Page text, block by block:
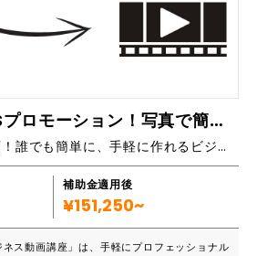
費用を抑えたSNSプロモーション！写真で簡単に作るビジネス動画講座
写真だけでプロ級動画！誰でも簡単に、手軽に作れるビジネス動画で効率的なプロモーションを実現。
補助金適用後
¥151,250~
ネス動画講座」は、手軽にプロフェッショナル